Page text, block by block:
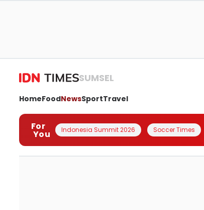
SUMSEL
HomeFoodNewsSportTravel
For
You Indonesia Summit 2026 Soccer Times